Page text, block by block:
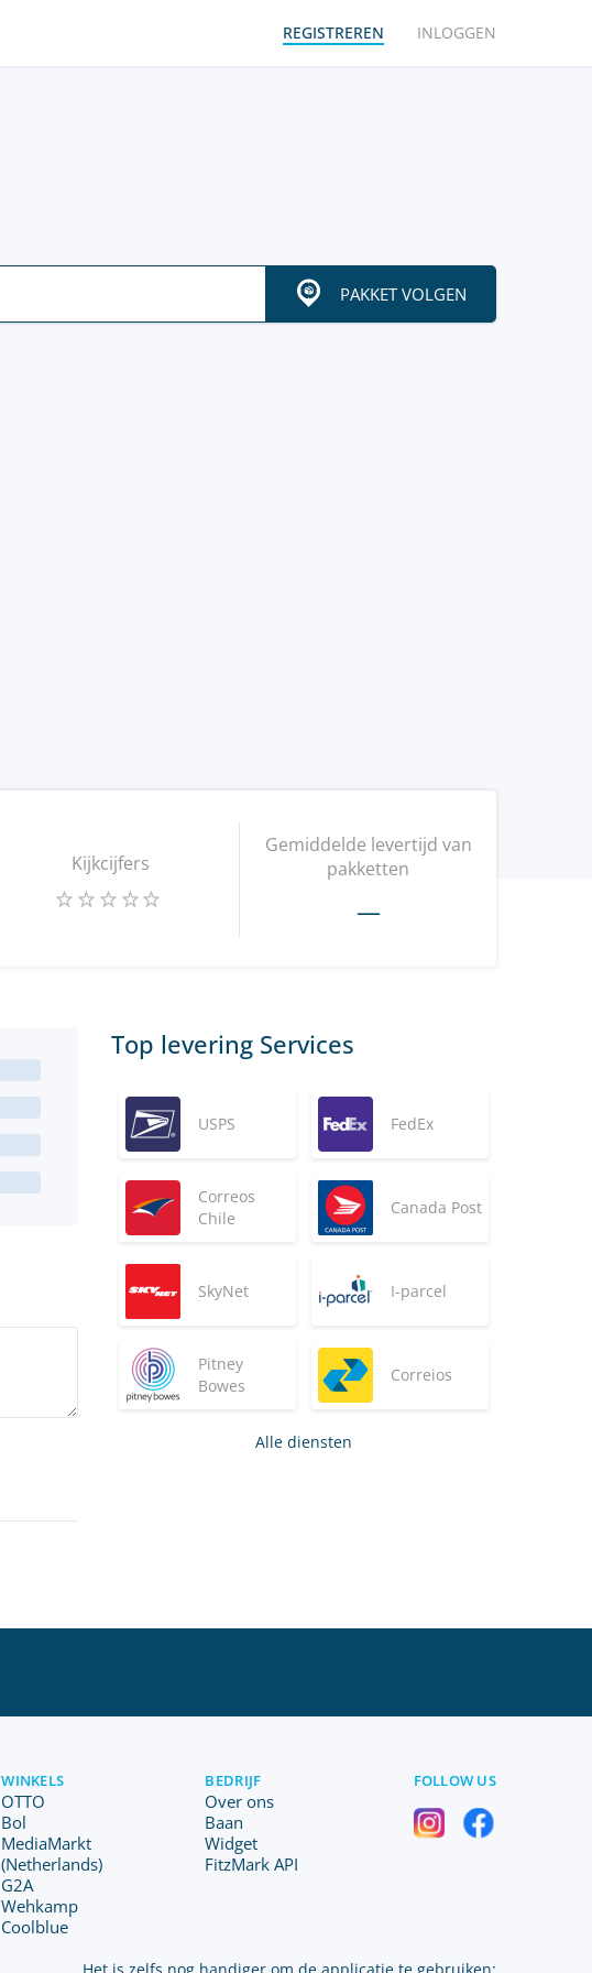
REGISTREREN INLOGGEN
PAKKET VOLGEN
Kijkcijfers
Gemiddelde levertijd van
pakketten
—
Top levering Services
USPS FedEx
Correos
Chile
Canada Post
SkyNet I-parcel
Pitney
Bowes
Correios
Alle diensten
WINKELS
OTTO
Bol
MediaMarkt
(Netherlands)
G2A
Wehkamp
Coolblue
BEDRIJF
Over ons
Baan
Widget
FitzMark API
FOLLOW US